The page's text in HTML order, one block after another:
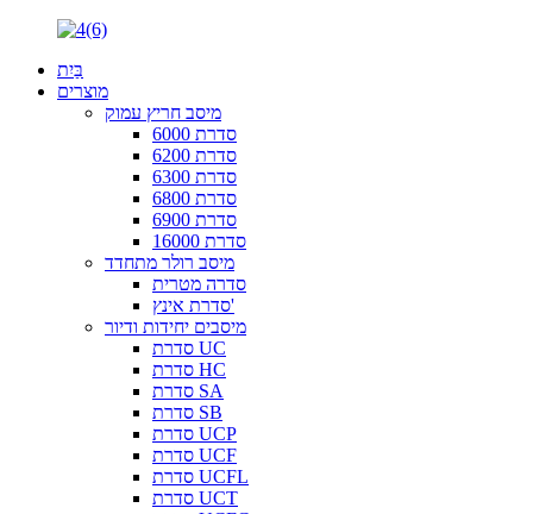
בַּיִת
מוצרים
מיסב חריץ עמוק
סדרת 6000
סדרת 6200
סדרת 6300
סדרת 6800
סדרת 6900
סדרת 16000
מיסב רולר מתחדד
סדרה מטרית
סדרת אינץ'
מיסבים יחידות ודיור
סדרת UC
סדרת HC
סדרת SA
סדרת SB
סדרת UCP
סדרת UCF
סדרת UCFL
סדרת UCT